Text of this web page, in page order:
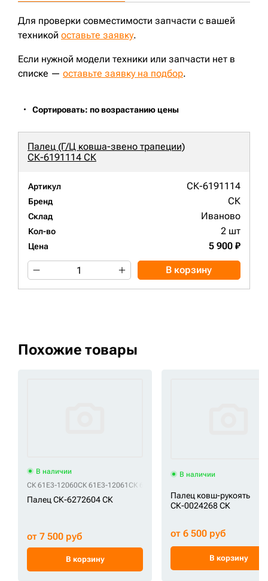
Для проверки совместимости запчасти с вашей
техникой оставьте заявку.
Если нужной модели техники или запчасти нет в
списке — оставьте заявку на подбор.
Сортировать: по возрастанию цены
Палец (Г/Ц ковша-звено трапеции)
СК-6191114 СК
Артикул СК-6191114
Бренд СК
Склад Иваново
Кол-во 2 шт
Цена 5 900 ₽
В корзину
Похожие товары
В наличии
СК 61E3-12060СК 61E3-12061 СК 61Q4-12060
Палец СК-6272604 СК
от 7 500 руб
В корзину
В наличии
Палец ковш-рукоять
СК-0024268 СК
от 6 500 руб
В корзину